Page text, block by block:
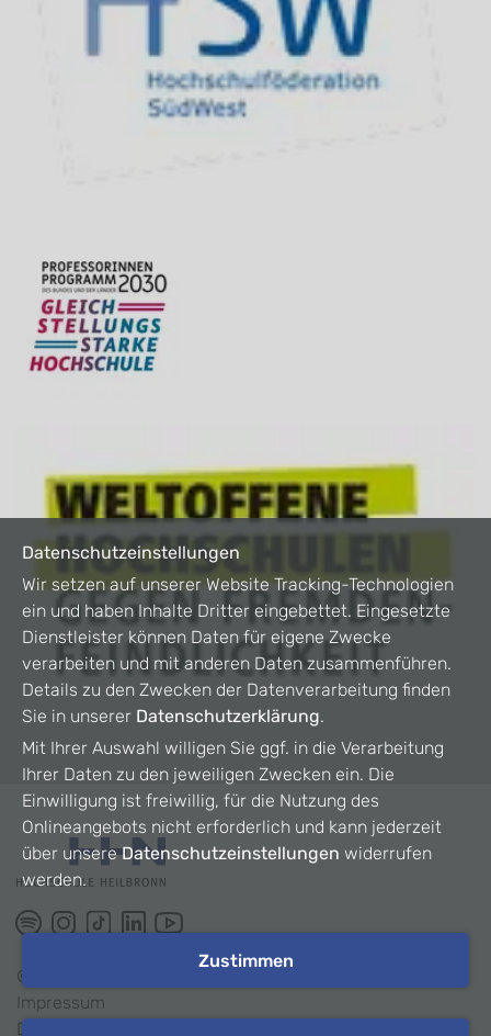
©
Impressum
Datenschutz
Datenschutzeinstellungen
Wir setzen auf unserer Website Tracking-Technologien
ein und haben Inhalte Dritter eingebettet. Eingesetzte
Dienstleister können Daten für eigene Zwecke
verarbeiten und mit anderen Daten zusammenführen.
Details zu den Zwecken der Datenverarbeitung finden
Sie in unserer Datenschutzerklärung.
Mit Ihrer Auswahl willigen Sie ggf. in die Verarbeitung
Ihrer Daten zu den jeweiligen Zwecken ein. Die
Einwilligung ist freiwillig, für die Nutzung des
Onlineangebots nicht erforderlich und kann jederzeit
über unsereDatenschutzeinstellungen widerrufen
werden.
Zustimmen